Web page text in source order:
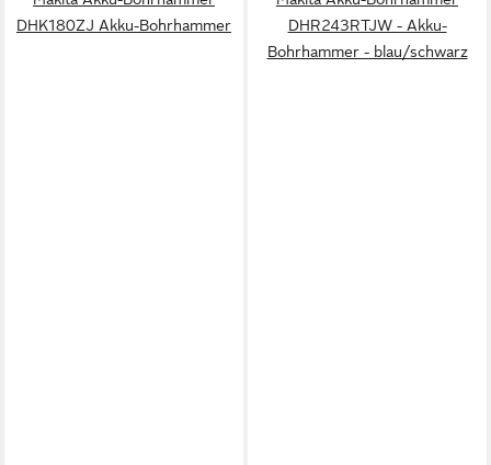
DHK180ZJ Akku-Bohrhammer
DHR243RTJW - Akku-
Bohrhammer - blau/schwarz